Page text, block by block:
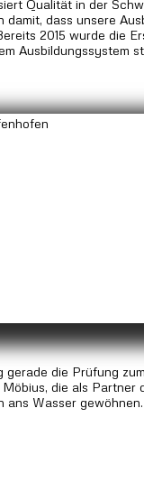
Qualität in der
damit, dass unsere
2015 wurde die
Ausbildungssystem
die Prüfung
die als
ans Wasser gewöhnen.